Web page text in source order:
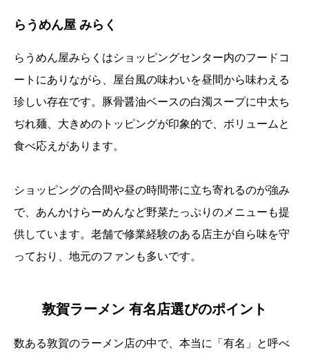
らうめん屋 みらく
らうめん屋みらくはショッピングセンター内のフードコ
ートにありながら、屋台風の味わいを昼間から味わえる
珍しい存在です。豚骨醤油ベースの白濁スープに中太ち
ぢれ麺、大きめのトッピングが印象的で、ボリュームと
食べ応えがあります。
ショッピングの合間や昼の時間帯に立ち寄れるのが強み
で、あんかけらーめんなど野菜たっぷりのメニューも提
供しています。老舗で修業経験のある店主が自ら味を守
っており、地元のファンも多いです。
敦賀ラーメン 有名店選びのポイント
数ある敦賀のラーメン店の中で、本当に「有名」と呼べ